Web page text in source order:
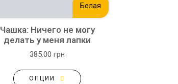
Белая
Чашка: Ничего не могу
делать у меня лапки
385.00 грн
ОПЦИИ